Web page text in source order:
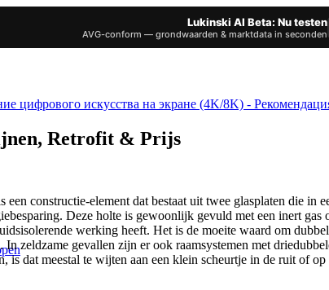
Lukinski AI Beta: Nu testen
AVG-conform — grondwaarden & marktdata in seconden
Retrofit & Prijs
constructie-element dat bestaat uit twee glasplaten die
Deze holte is gewoonlijk gevuld met een inert
werking heeft. Het is de moeite waard om
In zeldzame gevallen zijn er ook raamsystemen met
is dat meestal te wijten aan een klein scheurtje in de ruit of